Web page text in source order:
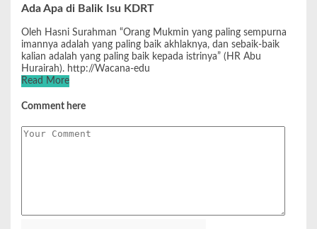
Ada Apa di Balik Isu KDRT
Oleh Hasni Surahman “Orang Mukmin yang paling sempurna
imannya adalah yang paling baik akhlaknya, dan sebaik-baik
kalian adalah yang paling baik kepada istrinya” (HR Abu
Hurairah). http://Wacana-edu
Read More
Comment here